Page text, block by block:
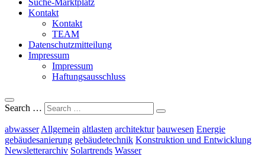
Kontakt
Kontakt
TEAM
Datenschutzmitteilung
Impressum
Impressum
Haftungsausschluss
Search …
abwasser Allgemein altlasten architektur bauwesen Energie
gebäudesanierung gebäudetechnik Konstruktion und Entwicklung
Newsletterarchiv Solartrends Wasser